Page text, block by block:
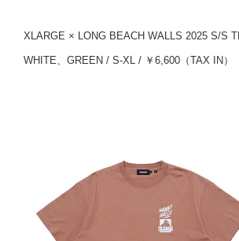
XLARGE × LONG BEACH WALLS 2025 S/S
WHITE、GREEN / S-XL / ￥6,600（TAX IN）